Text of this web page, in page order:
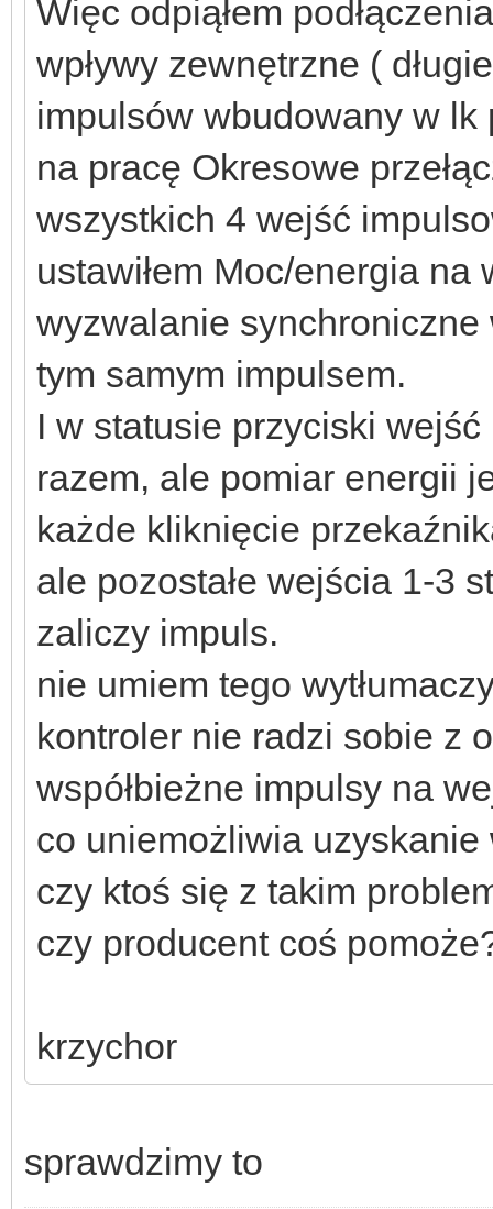
Więc odpiąłem
wpływy zewnętrzne (
impulsów wbudowany w lk
na pracę Okresowe
wszystkich 4 wejść
ustawiłem Moc/energia
wyzwalanie
tym samym impulsem.
I w statusie przyciski
razem, ale pomiar energii
każde kliknięcie
ale pozostałe wejścia 1-3
zaliczy impuls.
nie umiem tego
kontroler nie radzi sobie z
współbieżne impulsy na
co uniemożliwia
czy ktoś się z takim
czy producent coś
krzychor
sprawdzimy to